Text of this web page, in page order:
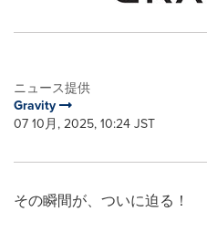
ニュース提供
Gravity
07 10月, 2025, 10:24 JST
その瞬間が、ついに迫る！